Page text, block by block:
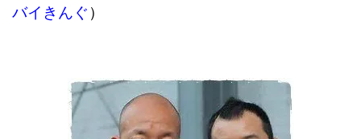
バイきんぐ ）